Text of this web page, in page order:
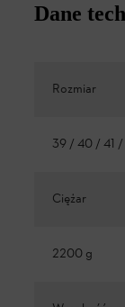
Dane
Rozmiar
39 / 40 / 41
Ciężar
2200 g